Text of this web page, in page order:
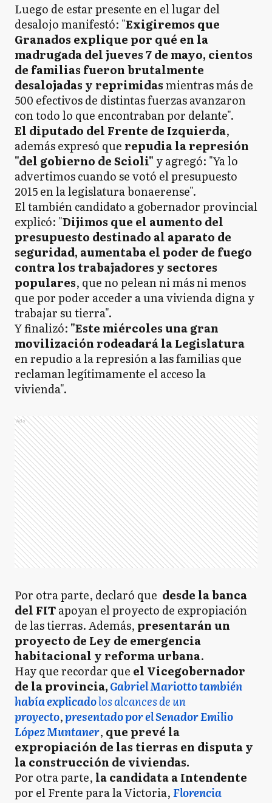
Luego de estar presente en el lugar del
desalojo manifestó: "Exigiremos que
Granados explique por qué en la
madrugada del jueves 7 de mayo, cientos
de familias fueron brutalmente
desalojadas y reprimidasmientras más de
500 efectivos de distintas fuerzas avanzaron
con todo lo que encontraban por delante".
El diputado del Frente de Izquierda,
además expresó que repudia la represión
"del gobierno de Scioli" y agregó: "Ya lo
advertimos cuando se votó el presupuesto
2015 en la legislatura bonaerense".
El también candidato a gobernador provincial
explicó: "Dijimos que el aumento del
presupuesto destinado al aparato de
seguridad, aumentaba el poder de fuego
contra los trabajadores y sectores
populares, que no pelean ni más ni menos
que por poder acceder a una vivienda digna y
trabajar su tierra".
Y finalizó: "Este miércoles una gran
movilización rodeadará la Legislatura
en repudio a la represión a las familias que
reclaman legítimamente el acceso la
vivienda".
Ads
Por otra parte, declaró que desde la banca
del FITapoyan el proyecto de expropiación
de las tierras. Además, presentarán un
proyecto de Ley de emergencia
habitacional y reforma urbana.
Hay que recordar que el Vicegobernador
de la provincia,Gabriel Mariotto también
había explicadolos alcances de un
proyecto,presentado por el Senador Emilio
López Muntaner, que prevé la
expropiación de las tierras en disputa y
la construcción de viviendas.
Por otra parte, la candidata a Intendente
por el Frente para la Victoria,Florencia